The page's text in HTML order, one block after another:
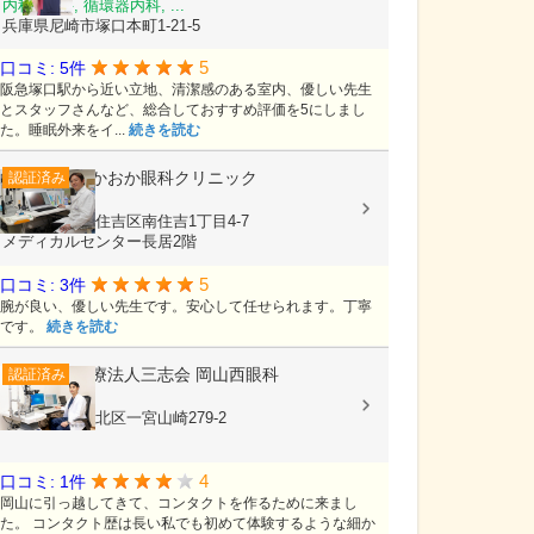
内科, 眼科, 循環器内科, ...
兵庫県尼崎市塚口本町1-21-5
口コミ: 5件 5
阪急塚口駅から近い立地、清潔感のある室内、優しい先生
とスタッフさんなど、総合しておすすめ評価を5にしまし
た。睡眠外来をイ... 続きを読む
認証済み たかおか眼科クリニック
眼科
大阪府大阪市住吉区南住吉1丁目4-7
メディカルセンター長居2階
口コミ: 3件 5
腕が良い、優しい先生です。安心して任せられます。丁寧
です。 続きを読む
認証済み 医療法人三志会 岡山西眼科
眼科
岡山県岡山市北区一宮山崎279-2
口コミ: 1件 4
岡山に引っ越してきて、コンタクトを作るために来まし
た。 コンタクト歴は長い私でも初めて体験するような細か